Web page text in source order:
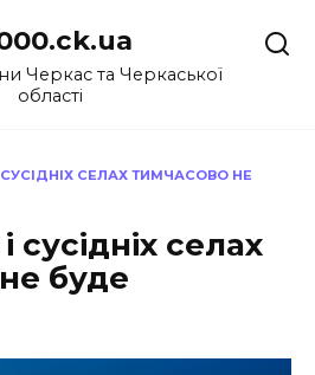
Черкас та Черкаської
області
СУСІДНІХ СЕЛАХ ТИМЧАСОВО НЕ
сусідніх селах
буде